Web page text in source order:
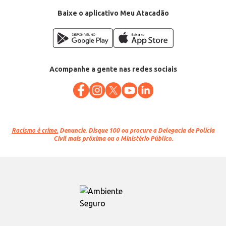
EAN: 7896275920678Baixe o aplicativo Meu Atacadão
Acompanhe a gente nas redes sociais
Racismo é crime. Denuncie. Disque 100 ou procure a Delegacia de Polícia
Civil mais próxima ou o Ministério Público.